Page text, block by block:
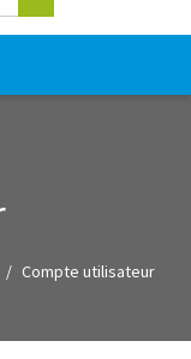
recherche
Compte utilisateur